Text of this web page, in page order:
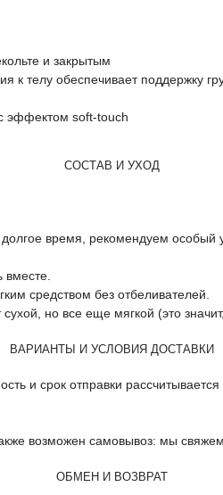
и закрытым
к телу обеспечивает поддержку
эффектом soft-touch
СОСТАВ И УХОД
время, рекомендуем особый
средством без отбеливателей.
но все еще мягкой (это
ВАРИАНТЫ И УСЛОВИЯ ДОСТАВКИ
и срок отправки
возможен самовывоз: мы
ОБМЕН И ВОЗВРАТ